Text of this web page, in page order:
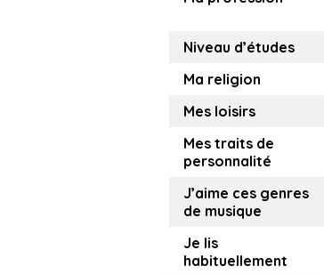
Niveau d’études
Ma religion
Mes loisirs
Mes traits de
personnalité
J’aime ces genres
de musique
Je lis
habituellement